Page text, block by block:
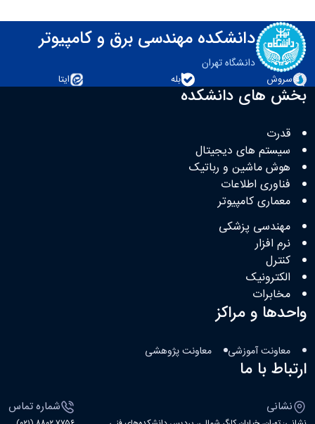
دانشکده مهندسی برق و کامپیوتر
دانشگاه تهران
سروش
بله ایتا
بخش های دانشکده
قدرت
سیستم های دیجیتال
هوش ماشین و رباتیک
فناوری اطلاعات
معماری کامپیوتر
مهندسی پزشکی
نرم افزار
کنترل
الکترونیک
مخابرات
واحدها و مراکز
معاونت آموزشی معاونت پژوهشی
ارتباط با ما
نشانی شماره تماس